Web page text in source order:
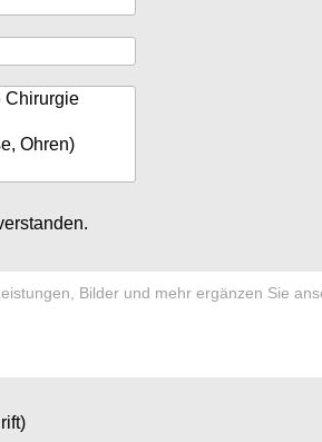
Bilder und mehr ergänzen Sie